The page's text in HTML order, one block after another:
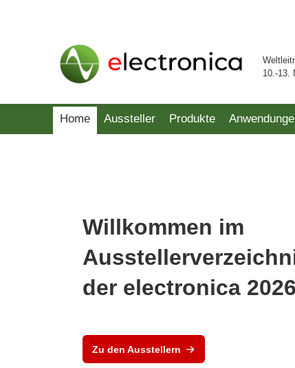
10.-13.
Home Aussteller Produkte
Willkommen im
der electronica 2026
Zu den Ausstellern